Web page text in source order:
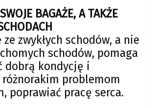
BAGAŻE, A TAKŻE
zwykłych schodów, a nie
schodów, pomaga
dobrą kondycję i
problemom
poprawiać pracę serca.